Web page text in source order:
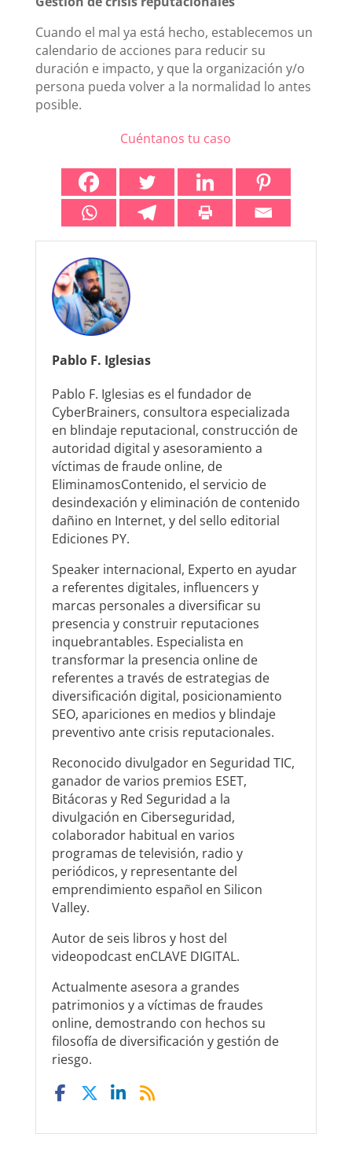
Cuando el mal ya está hecho, establecemos un
calendario de acciones para reducir su
duración e impacto, y que la organización y/o
persona pueda volver a la normalidad lo antes
posible.
Cuéntanos tu caso
Pablo F. Iglesias
Pablo F. Iglesias es el fundador de
CyberBrainers, consultora especializada
en blindaje reputacional, construcción de
autoridad digital y asesoramiento a
víctimas de fraude online, de
EliminamosContenido, el servicio de
desindexación y eliminación de contenido
dañino en Internet, y del sello editorial
Ediciones PY.
Speaker internacional, Experto en ayudar
a referentes digitales, influencers y
marcas personales a diversificar su
presencia y construir reputaciones
inquebrantables. Especialista en
transformar la presencia online de
referentes a través de estrategias de
diversificación digital, posicionamiento
SEO, apariciones en medios y blindaje
preventivo ante crisis reputacionales.
Reconocido divulgador en Seguridad TIC,
ganador de varios premios ESET,
Bitácoras y Red Seguridad a la
divulgación en Ciberseguridad,
colaborador habitual en varios
programas de televisión, radio y
periódicos, y representante del
emprendimiento español en Silicon
Valley.
Autor de seis libros y host del
videopodcast enCLAVE DIGITAL.
Actualmente asesora a grandes
patrimonios y a víctimas de fraudes
online, demostrando con hechos su
filosofía de diversificación y gestión de
riesgo.